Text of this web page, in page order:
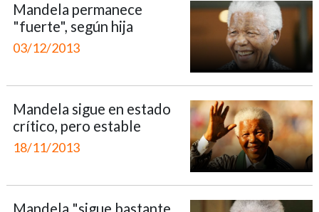
Mandela permanece
"fuerte", según hija
03/12/2013
Mandela sigue en estado
crítico, pero estable
18/11/2013
Mandela "sigue bastante